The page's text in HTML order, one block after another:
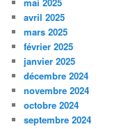
avril 2025
mars 2025
février 2025
janvier 2025
décembre 2024
novembre 2024
octobre 2024
septembre 2024